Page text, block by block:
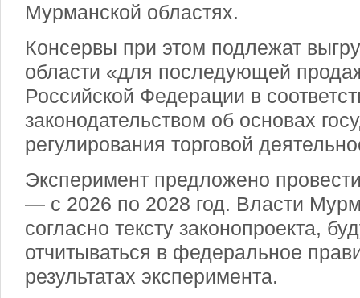
Мурманской областях.
Консервы при этом подлежат
области «для последующей
Российской Федерации в
законодательством об основах
регулирования торговой
Эксперимент предложено
— с 2026 по 2028 год. Власти
согласно тексту законопроекта,
отчитываться в федеральное
результатах эксперимента.